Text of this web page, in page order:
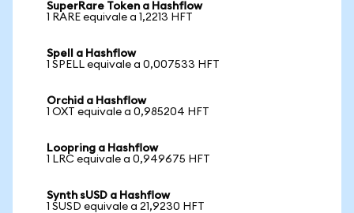
SuperRare Token a Hashflow
1 RARE equivale a 1,2213 HFT
Spell a Hashflow
1 SPELL equivale a 0,007533 HFT
Orchid a Hashflow
1 OXT equivale a 0,985204 HFT
Loopring a Hashflow
1 LRC equivale a 0,949675 HFT
Synth sUSD a Hashflow
1 SUSD equivale a 21,9230 HFT